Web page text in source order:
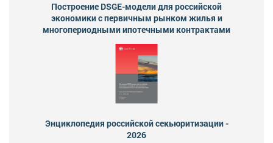
Построение DSGE-модели для российской
экономики с первичным рынком жилья и
многопериодными ипотечными контрактами
Энциклопедия российской секьюритизации -
2026